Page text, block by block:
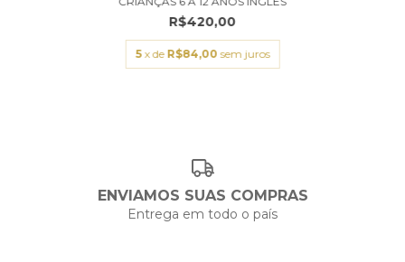
R$420,00
5 x de R$84,00 sem juros
ENVIAMOS SUAS COMPRAS
Entrega em todo o país